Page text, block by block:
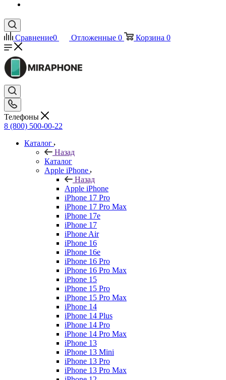
Сравнение0 Отложенные 0 Корзина 0
Телефоны
8 (800) 500-00-22
Каталог
Назад
Каталог
Apple iPhone
Назад
Apple iPhone
iPhone 17 Pro
iPhone 17 Pro Max
iPhone 17e
iPhone 17
iPhone Air
iPhone 16
iPhone 16e
iPhone 16 Pro
iPhone 16 Pro Max
iPhone 15
iPhone 15 Pro
iPhone 15 Pro Max
iPhone 14
iPhone 14 Plus
iPhone 14 Pro
iPhone 14 Pro Max
iPhone 13
iPhone 13 Mini
iPhone 13 Pro
iPhone 13 Pro Max